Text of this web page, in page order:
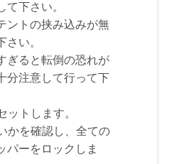
て下さい。
ントの挟み込みが無
さい。
ぎると転倒の恐れが
分注意して行って下
ットします。
かを確認し、全ての
パーをロックしま